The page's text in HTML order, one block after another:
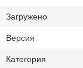
Загружено
Версия
Категория